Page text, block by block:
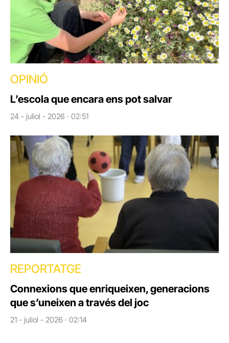
OPINIÓ
L’escola que encara ens pot salvar
24 - juliol - 2026 · 02:51
REPORTATGE
Connexions que enriqueixen, generacions
que s’uneixen a través del joc
21 - juliol - 2026 · 02:14